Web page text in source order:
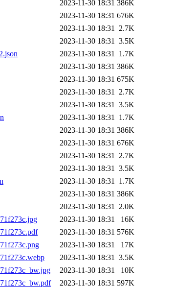
2023-11-30 18:31 386K
2023-11-30 18:31 676K
2023-11-30 18:31 2.7K
2023-11-30 18:31 3.5K
2023-11-30 18:31 1.7K
2023-11-30 18:31 386K
2023-11-30 18:31 675K
2023-11-30 18:31 2.7K
2023-11-30 18:31 3.5K
2023-11-30 18:31 1.7K
2023-11-30 18:31 386K
2023-11-30 18:31 676K
2023-11-30 18:31 2.7K
2023-11-30 18:31 3.5K
2023-11-30 18:31 1.7K
2023-11-30 18:31 386K
2023-11-30 18:31 2.0K
2023-11-30 18:31
16K
2023-11-30 18:31 576K
2023-11-30 18:31
17K
2023-11-30 18:31 3.5K
2023-11-30 18:31
10K
2023-11-30 18:31 597K